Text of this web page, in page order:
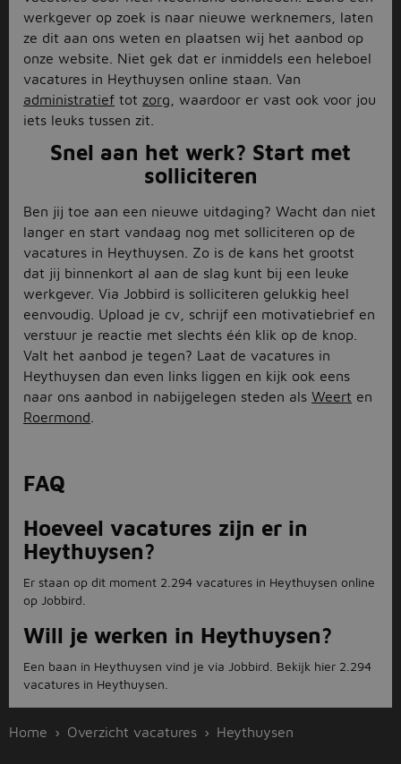
werkgever op zoek is naar nieuwe werknemers, laten
ze dit aan ons weten en plaatsen wij het aanbod op
onze website. Niet gek dat er inmiddels een heleboel
vacatures in Heythuysen online staan. Van
administratief tot zorg , waardoor er vast ook voor jou
iets leuks tussen zit.
Snel aan het werk? Start met
solliciteren
Ben jij toe aan een nieuwe uitdaging? Wacht dan niet
langer en start vandaag nog met solliciteren op de
vacatures in Heythuysen. Zo is de kans het grootst
dat jij binnenkort al aan de slag kunt bij een leuke
werkgever. Via Jobbird is solliciteren gelukkig heel
eenvoudig. Upload je cv, schrijf een motivatiebrief en
verstuur je reactie met slechts één klik op de knop.
Valt het aanbod je tegen? Laat de vacatures in
Heythuysen dan even links liggen en kijk ook eens
naar ons aanbod in nabijgelegen steden als Weert en
Roermond
FAQ
Hoeveel vacatures zijn er in
Heythuysen?
Er staan op dit moment 2.294 vacatures in Heythuysen online
op Jobbird.
Will je werken in Heythuysen?
Een baan in Heythuysen vind je via Jobbird. Bekijk hier 2.294
vacatures in Heythuysen.
Home Overzicht vacatures Heythuysen